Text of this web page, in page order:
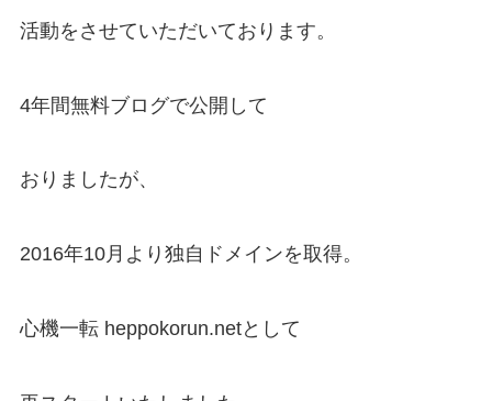
活動をさせていただいております。
4年間無料ブログで公開して
おりましたが、
2016年10月より独自ドメインを取得。
心機一転 heppokorun.netとして